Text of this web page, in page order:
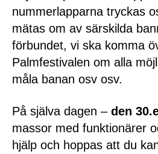
nummerlapparna tryckas
mätas om av särskilda
förbundet, vi ska komma
Palmfestivalen om alla
måla banan osv osv.
På själva dagen – den
massor med funktionärer
hjälp och hoppas att du